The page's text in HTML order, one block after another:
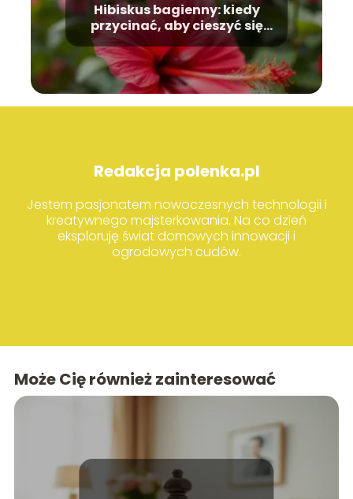
Hibiskus bagienny: kiedy
przycinać, aby cieszyć się
Redakcja polenka.pl
Jestem pasjonatem nowoczesnych technologii i
kreatywnego majsterkowania. Na co dzień
eksploruję świat domowych innowacji i
ogrodowych cudów.
Może Cię również zainteresować